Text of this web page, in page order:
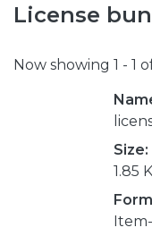
License
Now showing 1 - 1
Size:
1.85